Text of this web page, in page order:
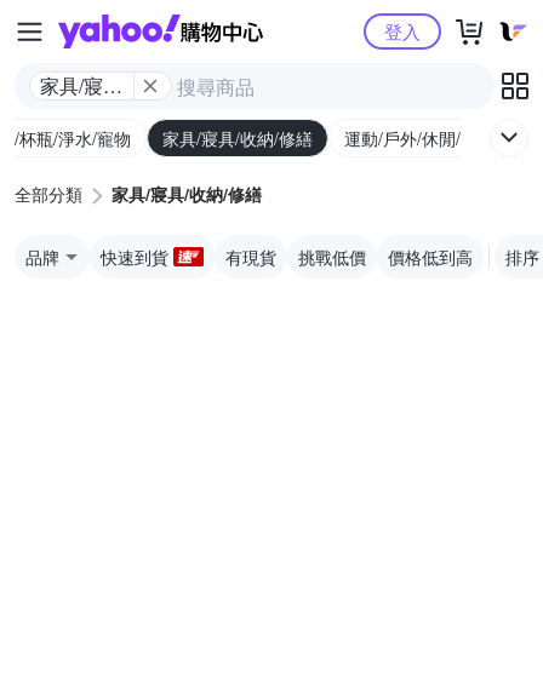
Yahoo購物中心
家具/寢具/
登入
/杯瓶/淨水/寵物 家具/寢具/收納/修繕 運動/戶外/休閒/健身
全部分類 家具/寢具/收納/修繕
品牌 快速到貨 有現貨 挑戰低價 價格低到高 排序